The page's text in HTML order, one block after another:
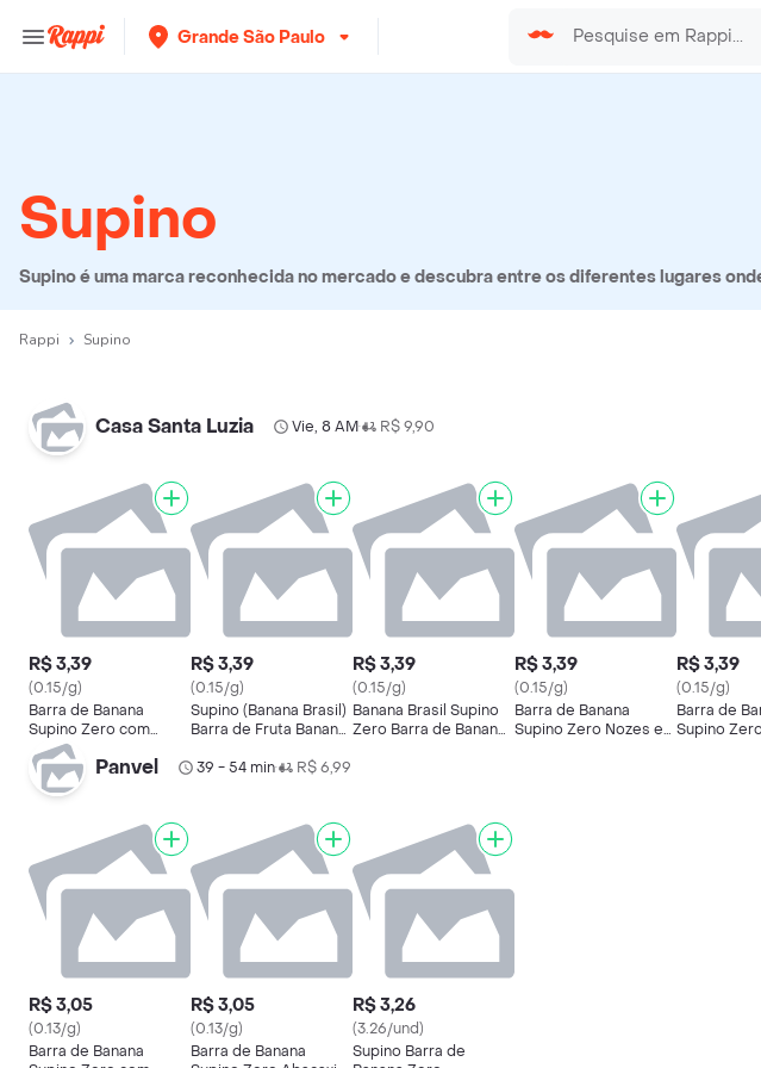
Grande São Paulo
Supino
Supino é uma marca reconhecida no mercado e descubra entre os diferentes lugares
Rappi Supino
Casa Santa Luzia Vie, 8 AM• R$ 9,90
R$ 3,39
(0.15/g)
Barra de Banana
Supino Zero com
Cobertura de
Chocolate ao Leite
24g
R$ 3,39
(0.15/g)
Supino (Banana Brasil)
Barra de Fruta Banana
24g
R$ 3,39
(0.15/g)
Banana Brasil Supino
Zero Barra de Banana
R$ 3,39
(0.15/g)
Barra de Banana
Supino Zero Nozes e
R$ 3,39
(0.15/g)
Barra de
Supino
Panvel 39 - 54 min• R$ 6,99
R$ 3,05
(0.13/g)
Barra de Banana
R$ 3,05
(0.13/g)
Barra de Banana
R$ 3,26
(3.26/und)
Supino Barra de